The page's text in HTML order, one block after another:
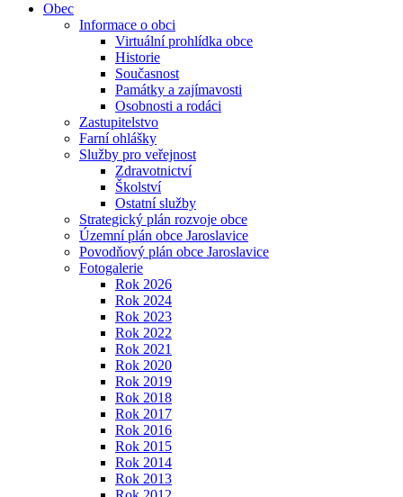
Obec
Informace o obci
Virtuální prohlídka obce
Historie
Současnost
Památky a zajímavosti
Osobnosti a rodáci
Zastupitelstvo
Farní ohlášky
Služby pro veřejnost
Zdravotnictví
Školství
Ostatní služby
Strategický plán rozvoje obce
Územní plán obce Jaroslavice
Povodňový plán obce Jaroslavice
Fotogalerie
Rok 2026
Rok 2024
Rok 2023
Rok 2022
Rok 2021
Rok 2020
Rok 2019
Rok 2018
Rok 2017
Rok 2016
Rok 2015
Rok 2014
Rok 2013